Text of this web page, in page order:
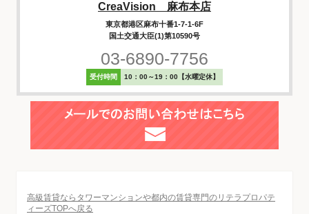
CreaVision 麻布本店
東京都港区麻布十番1-7-1-6F
国土交通大臣(1)第10590号
03-6890-7756
受付時間 10：00～19：00【水曜定休】
高級賃貸ならタワーマンションや都内の賃貸専門のリテラプロパテ
ィーズTOPへ戻る